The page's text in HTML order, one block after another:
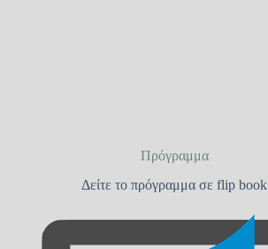
Πρόγραμμα
Δείτε το πρόγραμμα σε flip book